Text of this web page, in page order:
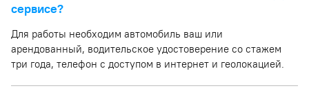
сервисе?
Для работы необходим автомобиль ваш или
арендованный, водительское удостоверение со стажем
три года, телефон с доступом в интернет и геолокацией.